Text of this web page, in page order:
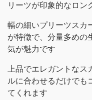
リーツが印象的なロン
幅の細いプリーツスカ
が特徴で、分量多めの
気が魅力です
上品でエレガントな
ルに合わせるだけでも
てくれます